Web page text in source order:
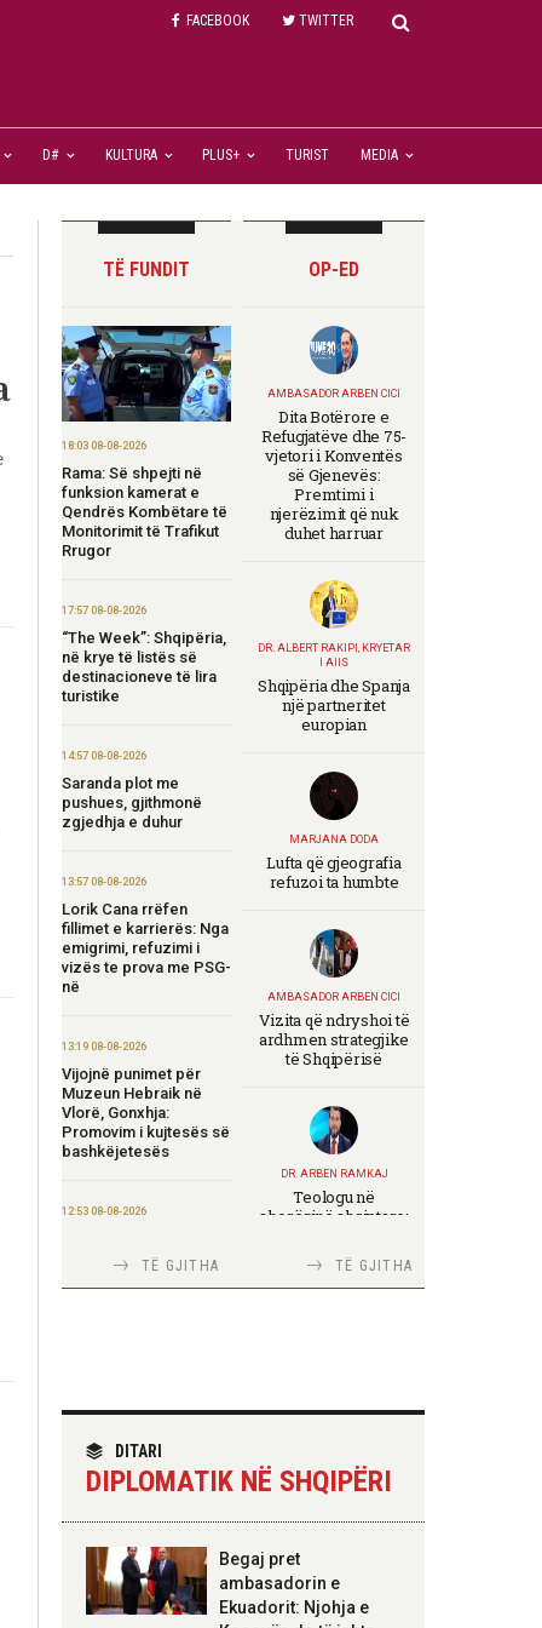
FACEBOOK TWITTER
D# KULTURA PLUS+ TURIST MEDIA
TË FUNDIT
18:03 08-08-2026
Rama: Së shpejti në
funksion kamerat e
Qendrës Kombëtare të
Monitorimit të Trafikut
Rrugor
17:57 08-08-2026
“The Week”: Shqipëria,
në krye të listës së
destinacioneve të lira
turistike
14:57 08-08-2026
Saranda plot me
pushues, gjithmonë
zgjedhja e duhur
13:57 08-08-2026
Lorik Cana rrëfen
fillimet e karrierës: Nga
emigrimi, refuzimi i
vizës te prova me PSG-
në
13:19 08-08-2026
Vijojnë punimet për
Muzeun Hebraik në
Vlorë, Gonxhja:
Promovim i kujtesës së
bashkëjetesës
12:53 08-08-2026
nivel rreziku i lartë për
zjarre në tetë qarqe
qeverisjen e Kinës
Për herë të parë,
Forcat e Armatosura
me mjete taktike
“Made in Albania”
TË GJITHA
OP-ED
AMBASADOR ARBEN CICI
Dita Botërore e
Refugjatëve dhe 75-
vjetori i Konventës
së Gjenevës:
Premtimi i
njerëzimit që nuk
duhet harruar
DR. ALBERT RAKIPI, KRYETAR
I AIIS
Shqipëria dhe Spanja
një partneritet
europian
MARJANA DODA
Lufta që gjeografia
refuzoi ta humbte
AMBASADOR ARBEN CICI
Vizita që ndryshoi të
ardhmen strategjike
të Shqipërisë
DR. ARBEN RAMKAJ
Teologu në
shoqërinë shqiptare:
fetar dhe angazhimit
publik
Italia Strategjike —
“Shqipëria në BE,
projekt më i madh se
amaneti i
TË GJITHA
DITARI
DIPLOMATIK NË SHQIPËRI
Begaj pret
ambasadorin e
Ekuadorit: Njohja e